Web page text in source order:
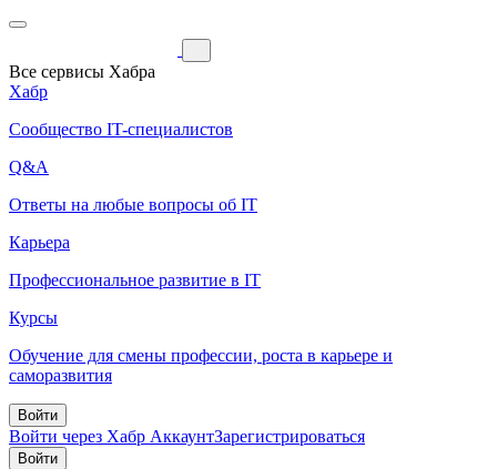
Все сервисы Хабра
Хабр
Сообщество IT-специалистов
Q&A
Ответы на любые вопросы об IT
Карьера
Профессиональное развитие в IT
Курсы
Обучение для смены профессии, роста в карьере и
саморазвития
Войти
Войти через Хабр АккаунтЗарегистрироваться
Войти